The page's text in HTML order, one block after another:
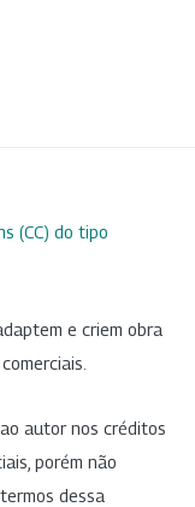
(CC) do tipo
e criem obra
autor nos créditos
porém não
dessa